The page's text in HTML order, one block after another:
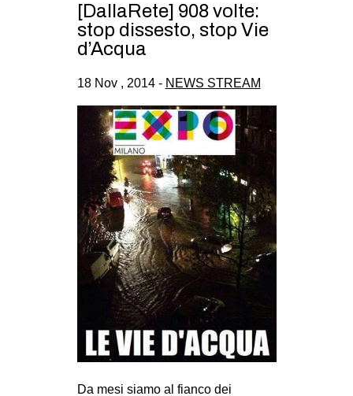
[DallaRete] 908 volte:
stop dissesto, stop Vie
d’Acqua
18 Nov , 2014 - NEWS STREAM
Da mesi siamo al fianco dei